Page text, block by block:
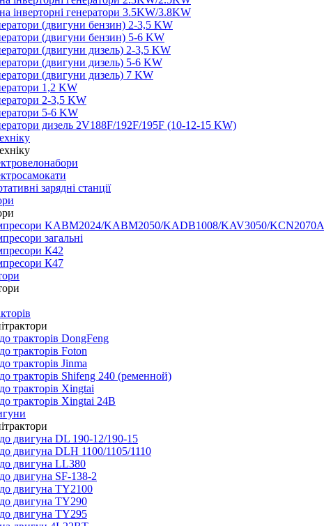
інверторні генератори 3.5KW/3.8KW
(двигуни бензин) 2-3,5 KW
(двигуни бензин) 5-6 KW
(двигуни дизель) 2-3,5 KW
(двигуни дизель) 5-6 KW
(двигуни дизель) 7 KW
1,2 KW
2-3,5 KW
5-6 KW
дизель 2V188F/192F/195F (10-12-15 KW)
зарядні станції
KABM2024/KABM2050/KADB1008/KAV3050/KCN2070A
загальні
К42
К47
тракторів DongFeng
тракторів Foton
тракторів Jinma
тракторів Shifeng 240 (ременной)
тракторів Xingtai
тракторів Xingtai 24В
двигуна DL 190-12/190-15
двигуна DLH 1100/1105/1110
двигуна LL380
двигуна SF-138-2
двигуна TY2100
двигуна TY290
двигуна TY295